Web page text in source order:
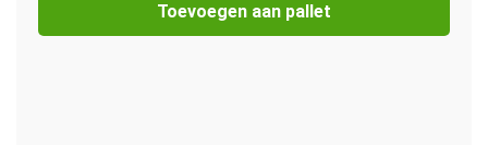
Toevoegen aan pallet